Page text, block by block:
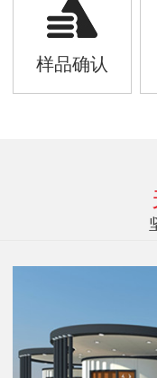
样品确认